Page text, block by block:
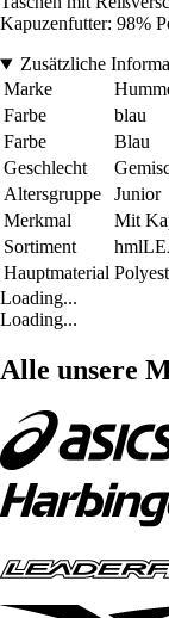
Kapuzenfutter: 98%
Zusätzliche
Marke
Farbe
blau
Farbe
Blau
Geschlecht
Altersgruppe
Junior
Merkmal
Mit
Sortiment
Hauptmaterial
Loading...
Loading...
Alle unsere